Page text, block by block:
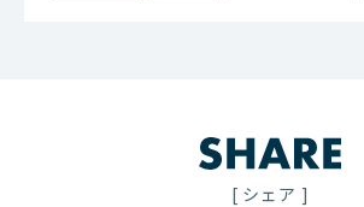
[ シェア ]